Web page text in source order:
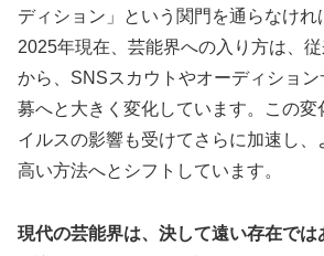
ディション」という関門を通らなけれ
2025年現在、芸能界への入り方は、
から、SNSスカウトやオーディショ
募へと大きく変化しています。この変
イルスの影響も受けてさらに加速し
高い方法へとシフトしています。
現代の芸能界は、決して遠い存在では